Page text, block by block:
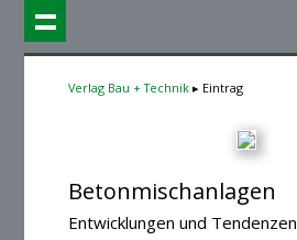
Verlag Bau + Technik Eintrag
Betonmischanlagen
Entwicklungen und Tendenzen